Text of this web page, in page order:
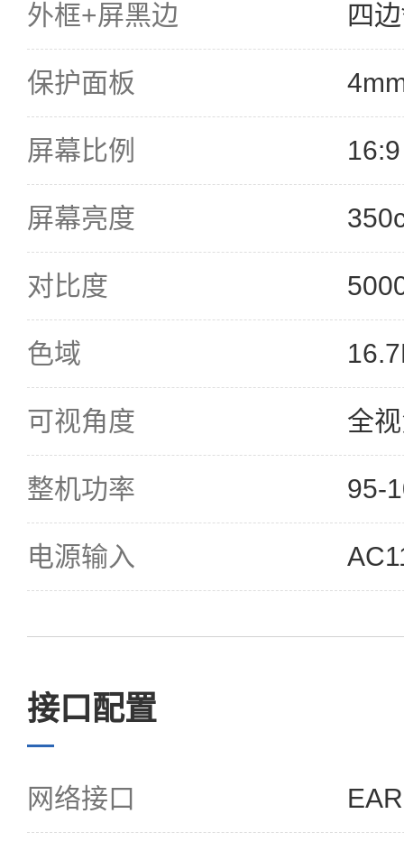
外框+屏黑边 四
保护面板
屏幕比例 16:9
屏幕亮度
对比度
色域
可视角度 全
整机功率 95-
电源输入
接口配置
网络接口